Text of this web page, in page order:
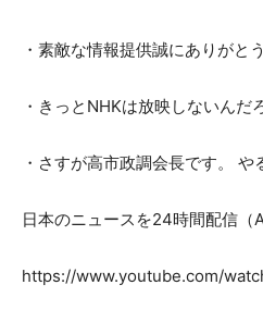
・素敵な情報提供誠にありがと
・きっとNHKは放映しないんだ
・さすが高市政調会長です。 や
日本のニュースを24時間配信（
https://www.youtube.com/